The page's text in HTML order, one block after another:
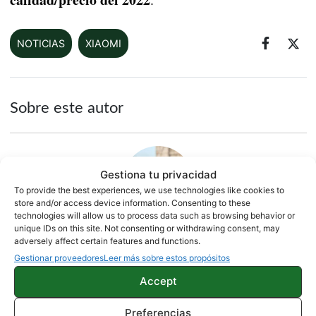
Gestiona tu privacidad
To provide the best experiences, we use technologies like cookies to
store and/or access device information. Consenting to these
technologies will allow us to process data such as browsing behavior or
unique IDs on this site. Not consenting or withdrawing consent, may
adversely affect certain features and functions.
Gestionar proveedoresLeer más sobre estos propósitos
Accept
Preferencias
NOTICIAS XIAOMI
Sobre este autor
Quelian Sanz
11059 artículos publicados en ProAndroid desde 2020.
Redactor en Pro Android | Apasionado de ese Androide
verde que tanto esconde. Se comenta que tecleo sobre